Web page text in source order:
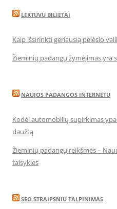
LEKTUVU BILIETAI
Kaip išsirinkti geriausią pelėsio
Žieminių padangų žymėjimas yra
NAUJOS PADANGOS INTERNETU
Kodėl automobilių supirkimas
daužtą
Žieminių padangų reikšmės –
taisykles
SEO STRAIPSNIU TALPINIMAS